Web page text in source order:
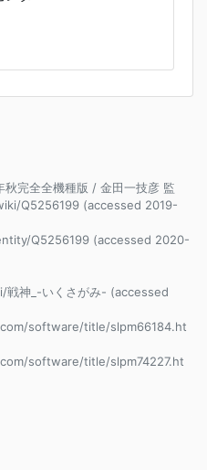
完全全機種版 / 金田一技彦 監
Q5256199 (accessed 2019-
Q5256199 (accessed 2020-
神_-いくさがみ- (accessed
software/title/slpm66184.ht
software/title/slpm74227.ht